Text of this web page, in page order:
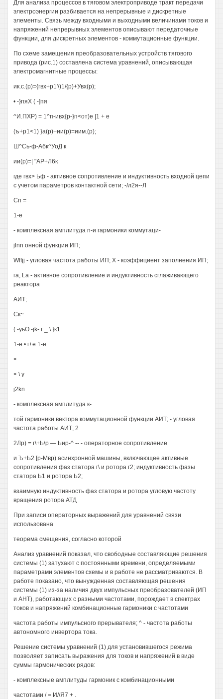
Для анализа процессов в тяговом электроприводе тракт передачи
электроэнергии разбивается на непрерывные и дискретные
элементы. Связь между входными и выходными величинами токов и
напряжений непрерывных элементов описывают передаточные
функции, для дискретных элементов - коммутационные функции.
По схеме замещения преобразовательных устройств тягового
привода (рис.1) составлена система уравнений, описывающая
электромагнитные процессы:
ик.с.(р)={гвх+р1'/)1/{р)+Увх(р);
• -}пяХ ( -]пя
^И.ПХР) = 1^п-ивх{р-}п<от)е |1 + е
(ъ+р1<1) }а(р)+ии(р)=иим.(р);
Ш^Сь-ф-Абк^УоД к
ии(р)=| "АР+Л6к
где гвх> Ьф - активное сопротивление и индуктивность входной цепи
с учетом параметров контактной сети; -/л2я--Л
Сп =
1-е
- комплексная амплитуда n-и гармоники коммутаци-
jlnn онной функции ИП;
Wffjj - угловая частота работы ИП; X - коэффициент заполнения ИП;
га, La - активное сопротивление и индуктивность сглаживающего
реактора
АИТ;
Ск~
( -уьО -jk- г _ \ }к1
1-е • i+e 1-е
<
< \ у
j2kn
- комплексная амплитуда к-
той гармоники вектора коммутационной функции АИТ; - угловая
частота работы АИТ; 2
2Лр) = г\+Ь\р — Ьир-^ -- - операторное сопротивление
и Ъ+Ь2 [р-Мвр) асинхронной машины, включающее активные
сопротивления фаз статора г\ и ротора г2; индуктивность фазы
статора Ь1 и ротора Ь2;
взаимную индуктивность фаз статора и ротора угловую частоту
вращения ротора АТД
При записи операторных выражений для уравнений связи
использована
теорема смещения, согласно которой
Анализ уравнений показал, что свободные составляющие решения
системы (1) затухают с постоянными времени, определяемыми
параметрами элементов схемы и в работе не рассматриваются. В
работе показано, что вынужденная составляющая решения
системы (1) из-за наличия двух импульсных преобразователей (ИП
и АНТ), работающих с разными частотами, порождает в спектрах
токов и напряжений комбинационные гармоники с частотами
частота работы импульсного прерывателя; ^ - частота работы
автономного инвертора тока.
Решение системы уравнений (1) для установившегося режима
позволяет записать выражения для токов и напряжений в виде
суммы гармонических рядов:
- комплексные амплитуды гармоник с комбинационными
частотами / = И//Я7 + .